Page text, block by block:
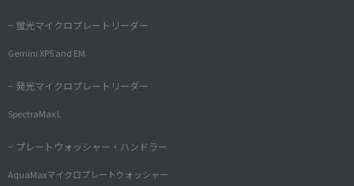
− 蛍光マイクロプレートリーダー
Gemini XPS and EM
− 発光マイクロプレートリーダー
SpectraMax L
− プレートウォッシャー・ハンドラー
AquaMaxマイクロプレートウォッシャー